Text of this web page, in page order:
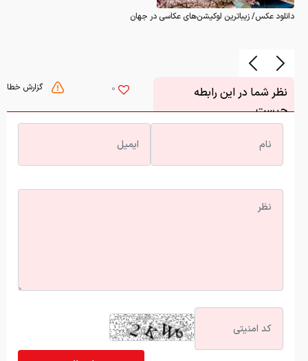
دانلود عکس/ زیباترین لوکیشن‌های عکاسی در جهان
گزارش خطا 0
نظر شما در این رابطه
چیست